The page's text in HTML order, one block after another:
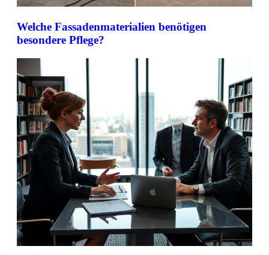
Welche Fassadenmaterialien benötigen
besondere Pflege?